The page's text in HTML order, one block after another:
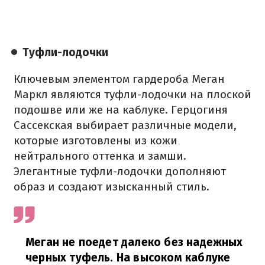
Туфли-лодочки
Ключевым элементом гардероба Меган
Маркл являются туфли-лодочки на плоской
подошве или же на каблуке. Герцогиня
Сассекская выбирает различные модели,
которые изготовлены из кожи
нейтрального оттенка и замши.
Элегантные туфли-лодочки дополняют
образ и создают изысканный стиль.
Меган не поедет далеко без надежных
черных туфель. На высоком каблуке